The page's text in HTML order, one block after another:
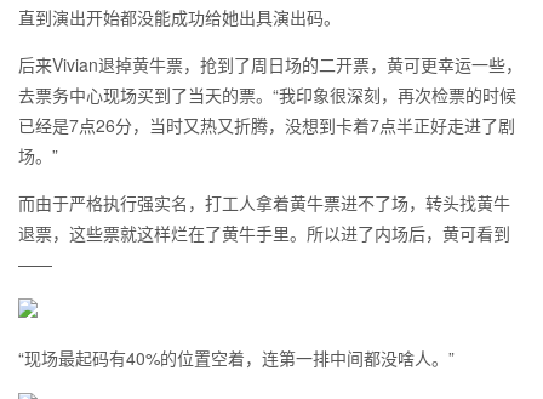
直到演出开始都没能成功给她出具演出码。
后来Vivian退掉黄牛票，抢到了周日场的二开票，黄可更幸运一些，
去票务中心现场买到了当天的票。“我印象很深刻，再次检票的时候
已经是7点26分，当时又热又折腾，没想到卡着7点半正好走进了剧
场。”
而由于严格执行强实名，打工人拿着黄牛票进不了场，转头找黄牛
退票，这些票就这样烂在了黄牛手里。所以进了内场后，黄可看到
——
“现场最起码有40%的位置空着，连第一排中间都没啥人。”